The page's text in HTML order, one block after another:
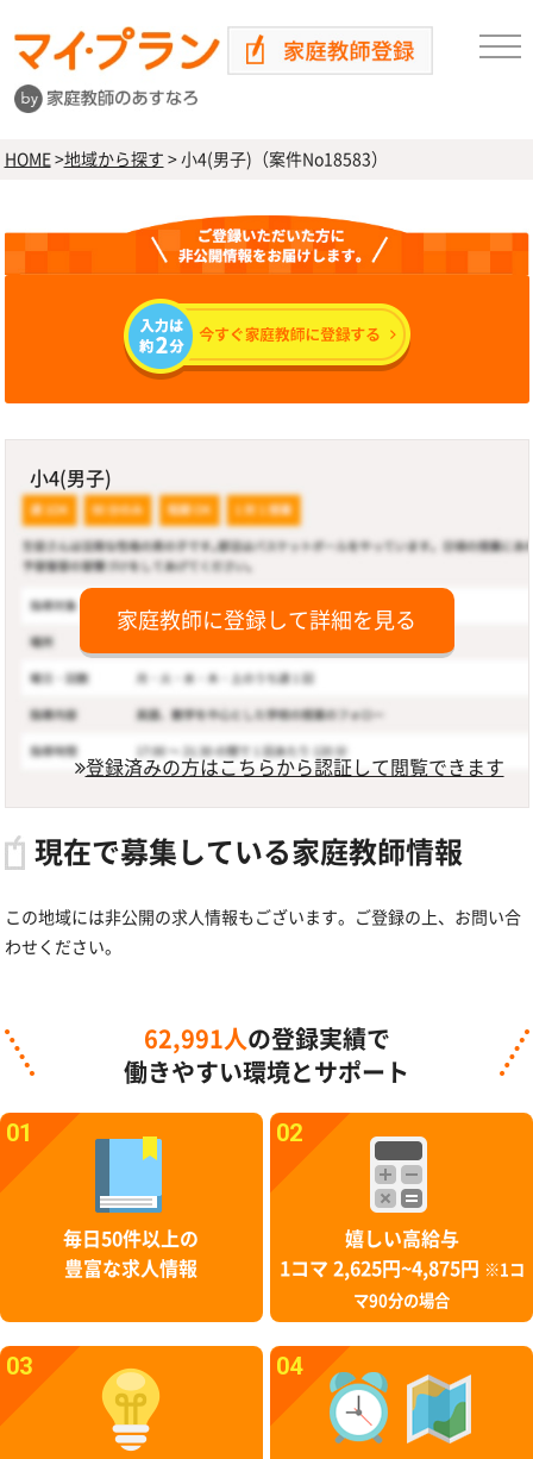
HOME>地域から探す >小4(男子)（案件No18583）
小4(男子)
家庭教師に登録して詳細を見る
登録済みの方はこちらから認証して閲覧できます
現在で募集している家庭教師情報
この地域には非公開の求人情報もございます。ご登録の上、お問い合
わせください。
62,991人 の登録実績で
働きやすい環境とサポート
01
毎日50件以上の
豊富な求人情報
02
嬉しい高給与
1コマ 2,625円~4,875円
※1コ
マ90分の場合
03 04